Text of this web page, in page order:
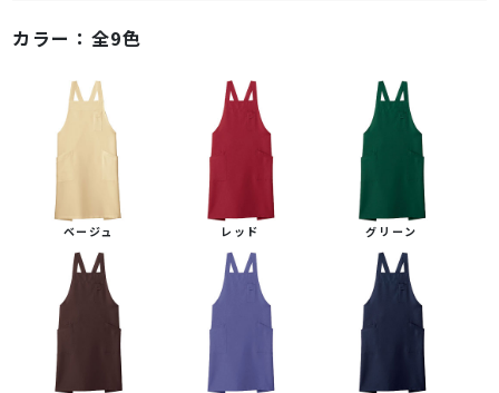
カラー： 全9色
ベージュ レッド グリーン